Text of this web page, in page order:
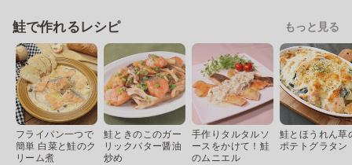
鮭で作れるレシピ もっと見る
フライパン一つで
簡単 白菜と鮭のク
リーム煮
鮭ときのこのガー
リックバター醤油
炒め
手作りタルタルソ
ースをかけて！鮭
のムニエル
鮭とほうれん草
ポテトグラタン